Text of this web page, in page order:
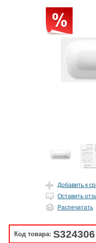
Добавить к
Оставить
Распечатать
Код товара: S324306